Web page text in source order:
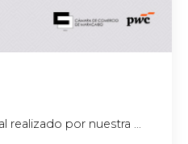
realizado por nuestra ...